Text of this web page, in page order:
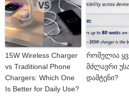
15W Wireless Charger
vs Traditional Phone
Chargers: Which One
Is Better for Daily Use?
რომელია
მძლავრი
დამტენი?